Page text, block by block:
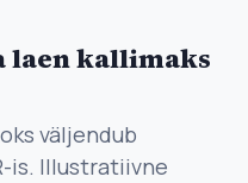
laen kallimaks
väljendub
is. Illustratiivne